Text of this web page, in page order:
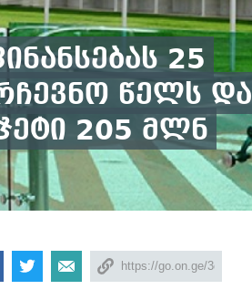
25
წელს და
205 მლნ